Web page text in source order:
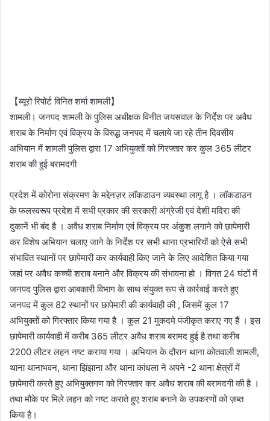
【ब्यूरो रिपोर्ट विनित शर्मा शामली】
शामली। जनपद शामली के पुलिस अधीक्षक विनीत जयसवाल के निर्देश पर अवैध
शराब के निर्माण एवं विक्रय के विरुद्ध जनपद में चलाये जा रहे तीन दिवसीय
अभियान में शामली पुलिस द्वारा 17 अभियुक्तों को गिरफ्तार कर कुल 365 लीटर
शराब की हुई बरामदगी
प्रदेश में कोरोना संक्रमण के मद्देनज़र लॉकडाउन व्यवस्था लागू है । लॉकडाउन
के फलस्वरूप प्रदेश में सभी प्रकार की सरकारी अंग्रेजी एवं देशी मदिरा की
दुकानें भी बंद है । अवैध शराब निर्माण एवं विक्रय पर अंकुश लगाने को छापेमारी
कर विशेष अभियान चलाए जाने के निर्देश पर सभी थाना प्रभारियों को ऐसे सभी
संभावित स्थानों पर छापेमारी कर कार्यवाही किए जाने के लिए आदेशित किया गया
जहां पर अवैध कच्ची शराब बनाने और विक्रय की संभावना हो । विगत 24 घंटों में
जनपद पुलिस द्वारा आबकारी विभाग के साथ संयुक्त रूप से कार्रवाई करते हुए
जनपद में कुल 82 स्थानों पर छापेमारी की कार्यवाही की , जिसमें कुल 17
अभियुक्तों को गिरफ्तार किया गया है । कुल 21 मुकदमे पंजीकृत कराए गए हैं । इस
छापेमारी कार्यवाही में करीब 365 लीटर अवैध शराब बरामद हुई है तथा करीब
2200 लीटर लहन नष्ट कराया गया । अभियान के दौरान थाना कोतवाली शामली,
थाना थानाभवन, थाना झिंझाना और थाना कांधला ने अपने -2 थाना क्षेत्रों में
छापेमारी करते हुए अभियुक्तगण को गिरफ्तार कर अवैध शराब की बरामदगी की है ।
तथा मौके पर मिले लहन को नष्ट कराते हुए शराब बनाने के उपकरणों को ज़ब्त
किया है।